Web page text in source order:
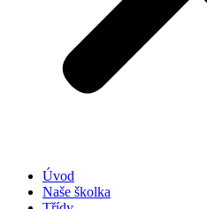
Úvod
Naše školka